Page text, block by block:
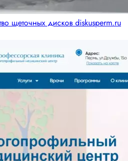
щеточных дисков diskusperm.ru